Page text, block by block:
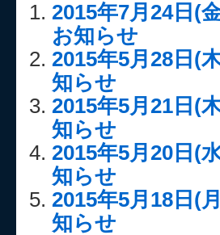
2015年7月24日(
お知らせ
2015年5月28日(
知らせ
2015年5月21日(
知らせ
2015年5月20日(
知らせ
2015年5月18日(
知らせ